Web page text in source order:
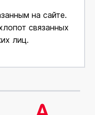
на сайте.
связанных
лиц.